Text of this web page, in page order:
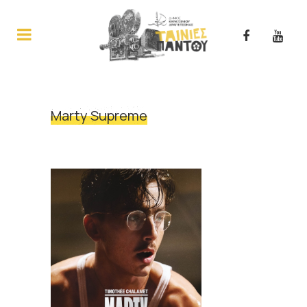
Marty Supreme